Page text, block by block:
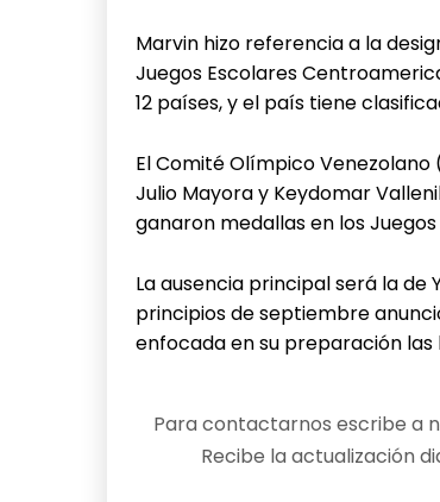
Marvin hizo referencia a la
Juegos Escolares
12 países, y el país tiene
El Comité Olímpico
Julio Mayora y Keydomar
ganaron medallas en los
La ausencia principal será la de
principios de septiembre
enfocada en su preparación las
Para contactarnos escribe a
Recibe la actualización